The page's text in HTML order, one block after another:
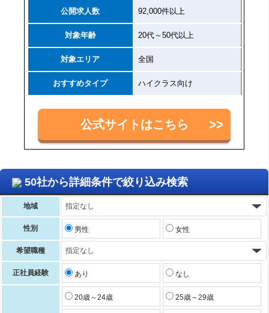
公開求人数 92,000件以上
対象年齢 20代～50代以上
対象エリア 全国
おすすめタイプ ハイクラス向け
公式サイトはこちら
50社から詳細条件で絞り込み検索
地域
性別 男性 女性
希望職種
正社員経験 あり なし
20歳～24歳 25歳～29歳